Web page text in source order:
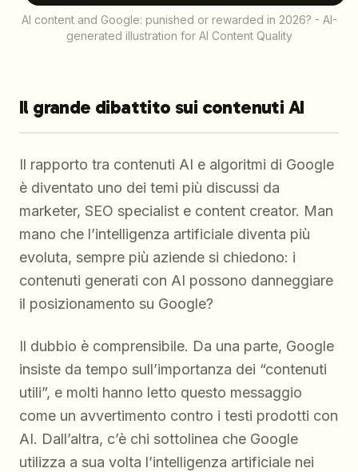
AI content and Google: punished or rewarded in 2026? - AI-
generated illustration for AI Content Quality
Il grande dibattito sui contenuti AI
Il rapporto tra contenuti AI e algoritmi di Google
è diventato uno dei temi più discussi da
marketer, SEO specialist e content creator. Man
mano che l’intelligenza artificiale diventa più
evoluta, sempre più aziende si chiedono: i
contenuti generati con AI possono danneggiare
il posizionamento su Google?
Il dubbio è comprensibile. Da una parte, Google
insiste da tempo sull’importanza dei “contenuti
utili”, e molti hanno letto questo messaggio
come un avvertimento contro i testi prodotti con
AI. Dall’altra, c’è chi sottolinea che Google
utilizza a sua volta l’intelligenza artificiale nei